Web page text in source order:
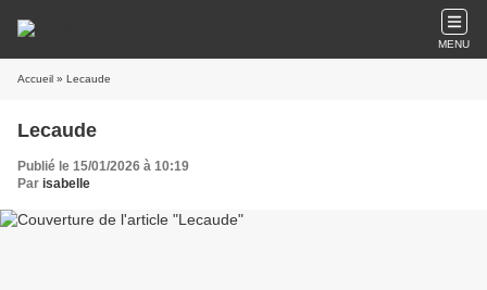
MENU
Accueil » Lecaude
Lecaude
Publié le 15/01/2026 à 10:19
Par isabelle